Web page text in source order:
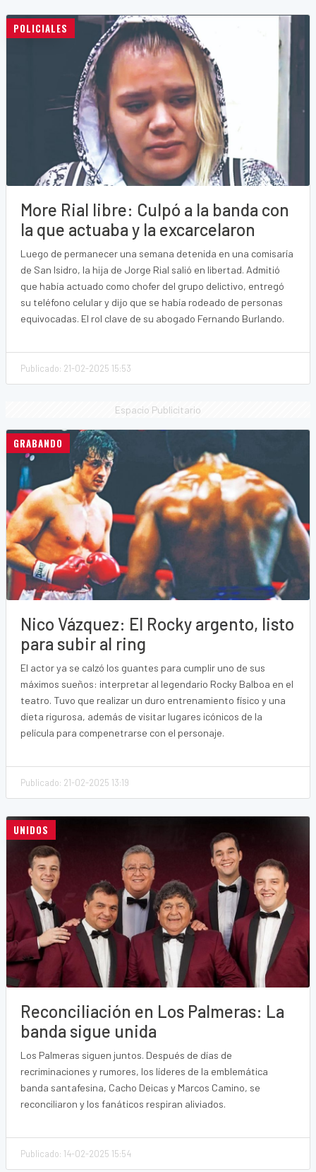
POLICIALES
More Rial libre: Culpó a la banda con
la que actuaba y la excarcelaron
Luego de permanecer una semana detenida en una comisaría
de San Isidro, la hija de Jorge Rial salió en libertad. Admitió
que había actuado como chofer del grupo delictivo, entregó
su teléfono celular y dijo que se había rodeado de personas
equivocadas. El rol clave de su abogado Fernando Burlando.
Publicado: 21-02-2025 15:53
Espacio Publicitario
GRABANDO
Nico Vázquez: El Rocky argento, listo
para subir al ring
El actor ya se calzó los guantes para cumplir uno de sus
máximos sueños: interpretar al legendario Rocky Balboa en el
teatro. Tuvo que realizar un duro entrenamiento físico y una
dieta rigurosa, además de visitar lugares icónicos de la
película para compenetrarse con el personaje.
Publicado: 21-02-2025 13:19
UNIDOS
Reconciliación en Los Palmeras: La
banda sigue unida
Los Palmeras siguen juntos. Después de días de
recriminaciones y rumores, los líderes de la emblemática
banda santafesina, Cacho Deicas y Marcos Camino, se
reconciliaron y los fanáticos respiran aliviados.
Publicado: 14-02-2025 15:54